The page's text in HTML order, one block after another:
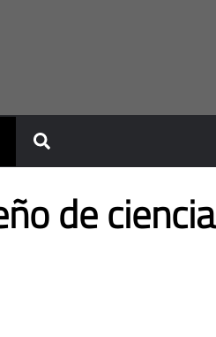
de ciencia